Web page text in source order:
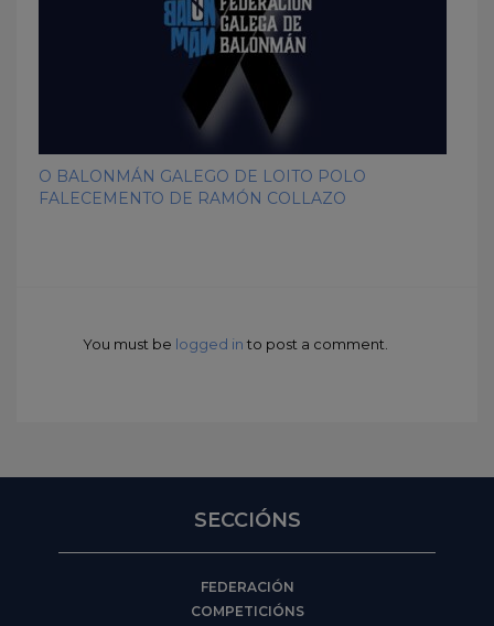
O BALONMÁN GALEGO DE LOITO POLO
FALECEMENTO DE RAMÓN COLLAZO
You must be logged in to post a comment.
SECCIÓNS
FEDERACIÓN
COMPETICIÓNS